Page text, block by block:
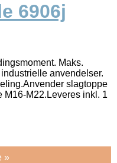
6906j
Maks.
anvendelser.
slagtoppe
M16-M22.Leveres inkl. 1
»